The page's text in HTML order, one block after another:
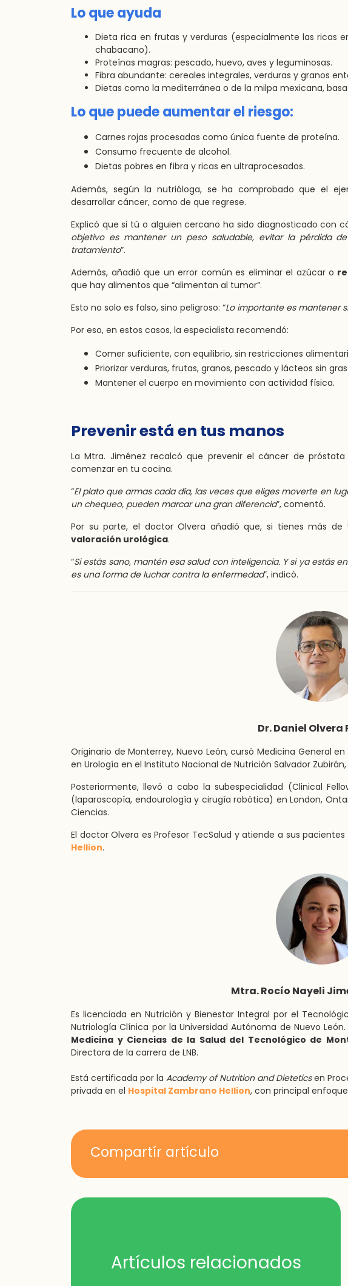
Lo que ayuda
Dieta rica en frutas y verduras (especialmente las ricas
chabacano).
Proteínas magras: pescado, huevo, aves y leguminosas.
Fibra abundante: cereales integrales, verduras y granos
Dietas como la mediterránea o de la milpa mexicana,
Lo que puede aumentar el riesgo:
Carnes rojas procesadas como única fuente de proteína.
Consumo frecuente de alcohol.
Dietas pobres en fibra y ricas en ultraprocesados.
Además, según la nutrióloga, se ha comprobado que el
desarrollar cáncer, como de que regrese.
Explicó que si tú o alguien cercano ha sido diagnosticado con
objetivo es mantener un peso saludable, evitar la pérdida
tratamiento”.
Además, añadió que un error común es eliminar el azúcar o
que hay alimentos que “alimentan al tumor”.
Esto no solo es falso, sino peligroso: “Lo importante es mantener
Por eso, en estos casos, la especialista recomendó:
Comer suficiente, con equilibrio, sin restricciones
Priorizar verduras, frutas, granos, pescado y lácteos sin
Mantener el cuerpo en movimiento con actividad física.
Prevenir está en tus manos
La Mtra. Jiménez recalcó que prevenir el cáncer de
comenzar en tu cocina.
“El plato que armas cada día, las veces que eliges moverte en
un chequeo, pueden marcar una gran diferencia”, comentó.
Por su parte, el doctor Olvera añadió que, si tienes más
valoración urológica.
“Si estás sano, mantén esa salud con inteligencia. Y si ya estás
es una forma de luchar contra la enfermedad”, indicó.
Dr. Daniel Olvera
Originario de Monterrey, Nuevo León, cursó Medicina General
en Urología en el Instituto Nacional de Nutrición Salvador
Posteriormente, llevó a cabo la subespecialidad (Clinical
(laparoscopía, endourología y cirugía robótica) en London,
Ciencias.
El doctor Olvera es Profesor TecSalud y atiende a sus pacientes
Hellion.
Mtra. Rocío Nayeli
Es licenciada en Nutrición y Bienestar Integral por el
Nutriología Clínica por la Universidad Autónoma de Nuevo
Medicina y Ciencias de la Salud del Tecnológico de
Directora de la carrera de LNB.
Está certificada por la Academy of Nutrition and Dieteticsen
privada en el Hospital Zambrano Hellion, con principal
Compartír artículo
Artículos relacionados